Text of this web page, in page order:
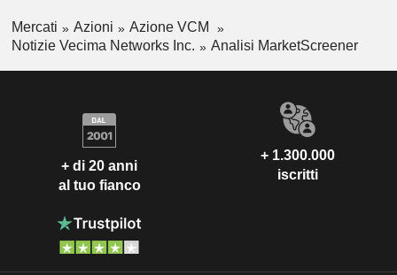
Mercati Azioni
Azione VCM
Notizie Vecima Networks Inc.
Analisi MarketScreener
+ di 20 anni
al tuo fianco
+ 1.300.000
iscritti